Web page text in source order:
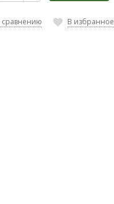
сравнению В избранное